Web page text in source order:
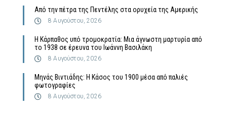
Από την πέτρα της Πεντέλης στα ορυχεία της Αμερικής
8 Αυγούστου, 2026
Η Κάρπαθος υπό τρομοκρατία: Μια άγνωστη μαρτυρία από
το 1938 σε έρευνα του Ιωάννη Βασιλάκη
8 Αυγούστου, 2026
Μηνάς Βιντιάδης: Η Κάσος του 1900 μέσα από παλιές
φωτογραφίες
8 Αυγούστου, 2026